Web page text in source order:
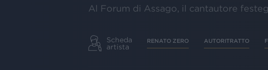
Al Forum di Assago, il cantautore
Scheda
artista
RENATO ZERO AUTORITRATTO